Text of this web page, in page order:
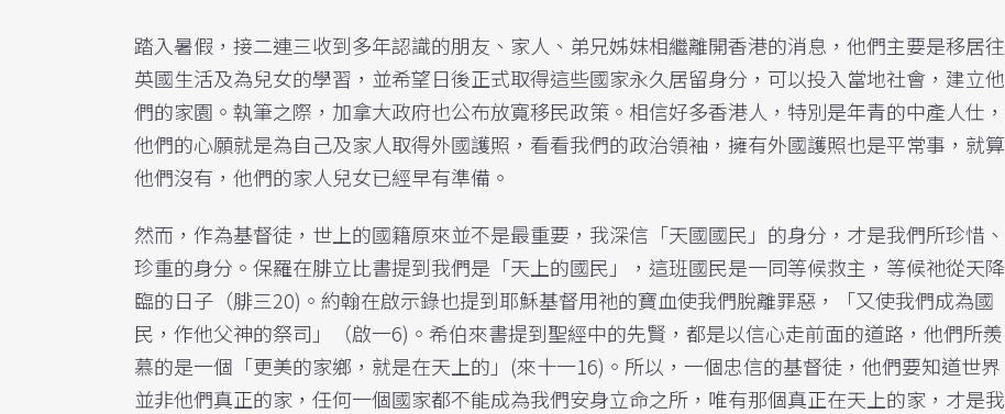
踏入暑假，接二連三收到多年認識的朋友、家人、弟兄姊妹相繼離開香港的消息，他們主要是移居往
英國生活及為兒女的學習，並希望日後正式取得這些國家永久居留身分，可以投入當地社會，建立他
們的家園。執筆之際，加拿大政府也公布放寬移民政策。相信好多香港人，特別是年青的中產人仕，
他們的心願就是為自己及家人取得外國護照，看看我們的政治領袖，擁有外國護照也是平常事，就算
他們沒有，他們的家人兒女已經早有準備。
然而，作為基督徒，世上的國籍原來並不是最重要，我深信「天國國民」的身分，才是我們所珍惜、
珍重的身分。保羅在腓立比書提到我們是「天上的國民」，這班國民是一同等候救主，等候祂從天降
臨的日子（腓三20)。約翰在啟示錄也提到耶穌基督用祂的寶血使我們脫離罪惡，「又使我們成為國
民，作他父神的祭司」（啟一6)。希伯來書提到聖經中的先賢，都是以信心走前面的道路，他們所羨
慕的是一個「更美的家鄉，就是在天上的」(來十一16)。所以，一個忠信的基督徒，他們要知道世界
並非他們真正的家，任何一個國家都不能成為我們安身立命之所，唯有那個真正在天上的家，才是我